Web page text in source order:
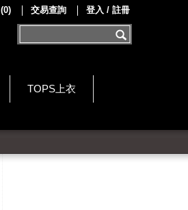
TOPS上衣
(0) 交易查詢 登入 / 註冊